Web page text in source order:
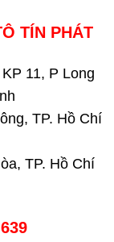
TÍN PHÁT
11, P Long
TP. Hồ Chí
TP. Hồ Chí